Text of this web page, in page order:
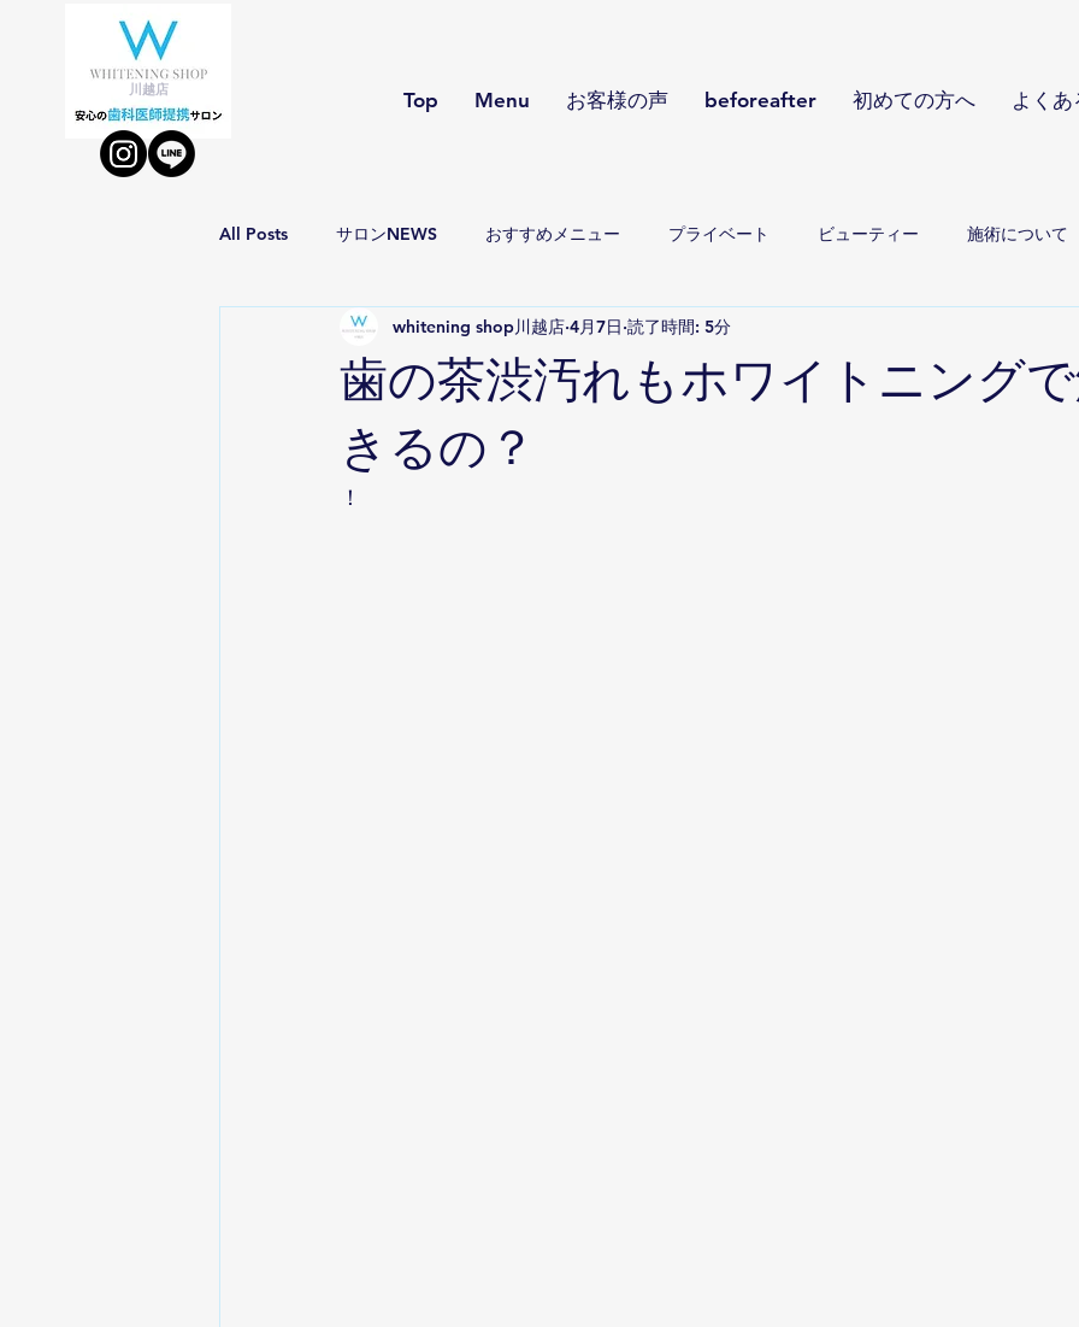
川越店 Top Menu お客様の声 beforeafter 初めての方へ よく
All Posts サロンNEWS おすすめメニュー プライベート ビューティー 施術について
歯の茶渋汚れもホワイトニング
きるの？
whitening shop川越店 4月7日 読了時間: 5分
！